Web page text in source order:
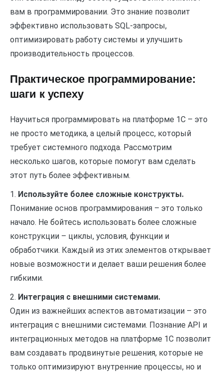
вам в программировании. Это знание позволит
эффективно использовать SQL-запросы,
оптимизировать работу системы и улучшить
производительность процессов.
Практическое программирование:
шаги к успеху
Научиться программировать на платформе 1С – это
не просто методика, а целый процесс, который
требует системного подхода. Рассмотрим
несколько шагов, которые помогут вам сделать
этот путь более эффективным.
1. Используйте более сложные конструкты.
Понимание основ программирования – это только
начало. Не бойтесь использовать более сложные
конструкции – циклы, условия, функции и
обработчики. Каждый из этих элементов открывает
новые возможности и делает ваши решения более
гибкими.
2. Интеграция с внешними системами.
Один из важнейших аспектов автоматизации – это
интеграция с внешними системами. Познание API и
интеграционных методов на платформе 1С позволит
вам создавать продвинутые решения, которые не
только оптимизируют внутренние процессы, но и